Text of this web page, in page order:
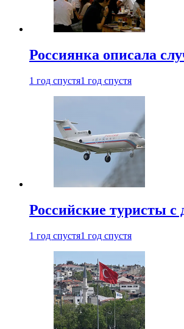
Россиянка описала
1 год спустя1 год спустя
Российские туристы с
1 год спустя1 год спустя